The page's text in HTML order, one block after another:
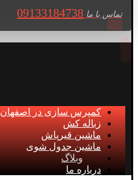
تماس با ما 09133184738
کمپرس سازی در اصفهان
زباله کش
ماشین قیرپاش
ماشین جدول شوی
وبلاگ
درباره ما